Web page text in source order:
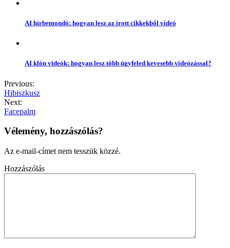
AI hírbemondó: hogyan lesz az írott cikkekből videó
AI klón videók: hogyan lesz több ügyfeled kevesebb videózással?
Previous:
Hibiszkusz
Next:
Facepalm
Vélemény, hozzászólás?
Az e-mail-címet nem tesszük közzé.
Hozzászólás